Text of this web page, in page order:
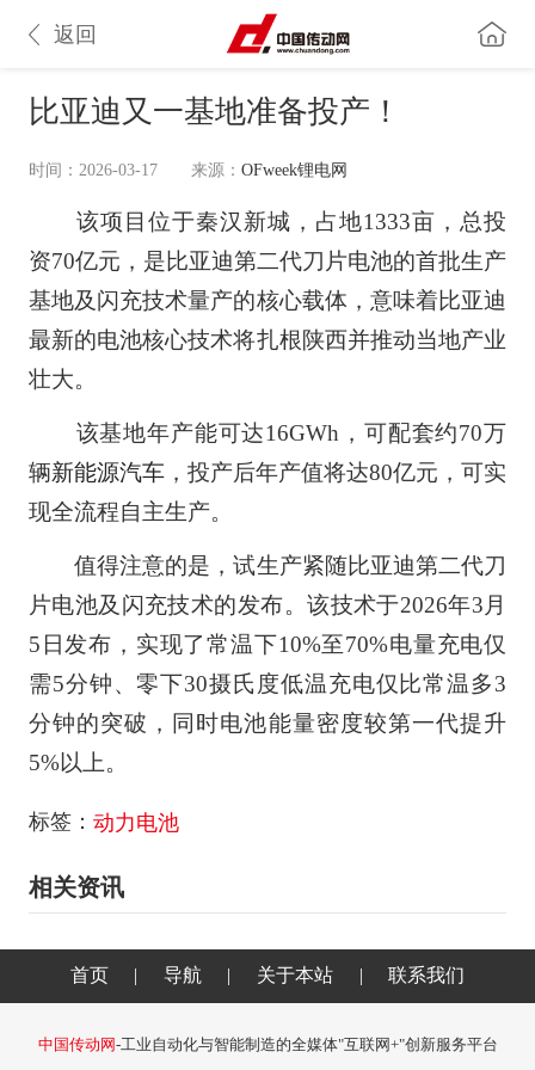
返回
比亚迪又一基地准备投产！
时间：2026-03-17 来源： OFweek锂电网
该项目位于秦汉新城，占地1333亩，总投
资70亿元，是比亚迪第二代刀片电池的首批生产
基地及闪充技术量产的核心载体，意味着比亚迪
最新的电池核心技术将扎根陕西并推动当地产业
壮大。
该基地年产能可达16GWh，可配套约70万
辆新能源汽车，投产后年产值将达80亿元，可实
现全流程自主生产。
值得注意的是，试生产紧随比亚迪第二代刀
片电池及闪充技术的发布。该技术于2026年3月
5日发布，实现了常温下10%至70%电量充电仅
需5分钟、零下30摄氏度低温充电仅比常温多3
分钟的突破，同时电池能量密度较第一代提升
5%以上。
标签： 动力电池
相关资讯
首页 | 导航 | 关于本站 | 联系我们
中国传动网-工业自动化与智能制造的全媒体"互联网+"创新服务平台